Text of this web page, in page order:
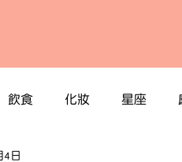
飲食 化妝 星座
4日